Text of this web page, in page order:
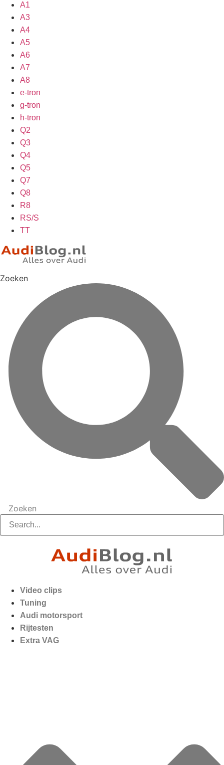
A1
A3
A4
A5
A6
A7
A8
e-tron
g-tron
h-tron
Q2
Q3
Q4
Q5
Q7
Q8
R8
RS/S
TT
Zoeken
Zoeken
Video clips
Tuning
Audi motorsport
Rijtesten
Extra VAG